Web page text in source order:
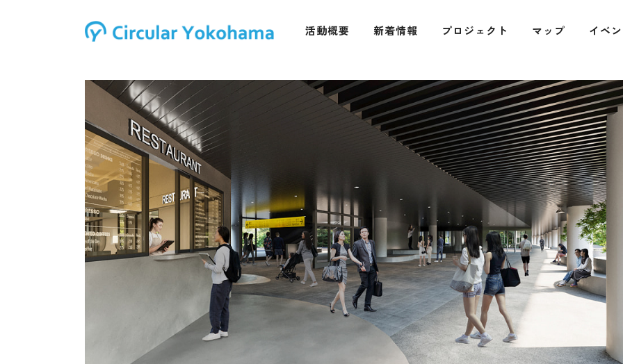
活動概要 新着情報 プロジェクト マップ イベ